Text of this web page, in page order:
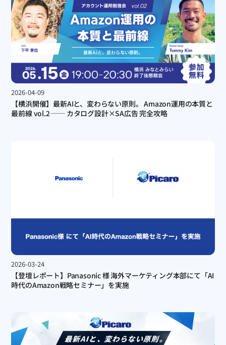
2026-04-09
【横浜開催】最新AIと、変わらない原則。 Amazon運用の本質と
最前線 vol.2 ── カタログ設計×SA広告 完全攻略
2026-03-24
【登壇レポート】Panasonic 様 海外マーケティング本部にて「AI
時代のAmazon戦略セミナー」を実施